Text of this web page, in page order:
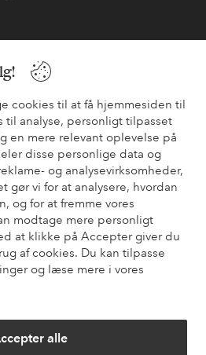
cookies til at få hjemmesiden til
til analyse, personligt tilpasset
en mere relevant oplevelse på
disse personlige data og
og analysevirksomheder,
gør vi for at analysere, hvordan
og for at fremme vores
modtage mere personligt
at klikke på Accepter giver du
af cookies. Du kan tilpasse
og læse mere i vores
alle
stillede spørgsmål i vores FAQ.
om, hvordan du kontakter os.
Bestilling Betalingsmåde